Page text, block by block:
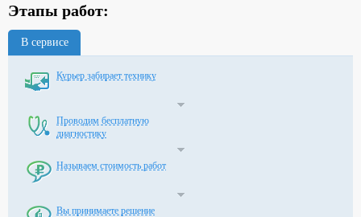
Этапы работ:
В сервисе
Курьер забирает технику
Проводим бесплатную
диагностику
Называем стоимость работ
Вы принимаете решение